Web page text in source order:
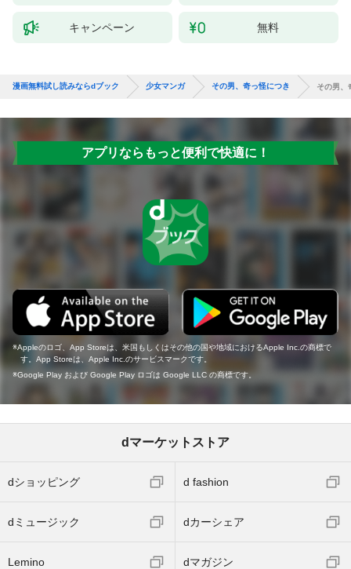
キャンペーン 無料
漫画無料試し読みならdブック 少女マンガ その男、奇っ怪につき その男、
アプリならもっと便利で快適に！
Appleのロゴ、App Storeは、米国もしくはその他の国や地域におけるApple Inc.の商標で
す。App Storeは、Apple Inc.のサービスマークです。
Google Play および Google Play ロゴは Google LLC の商標です。
dマーケットストア
dショッピング d fashion
dミュージック dカーシェア
Lemino dマガジン